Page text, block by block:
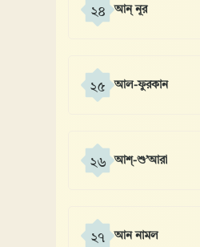
২৪ আন্ নূর
২৫ আল-ফুরকান
২৬ আশ্-শু’আরা
২৭ আন নামল